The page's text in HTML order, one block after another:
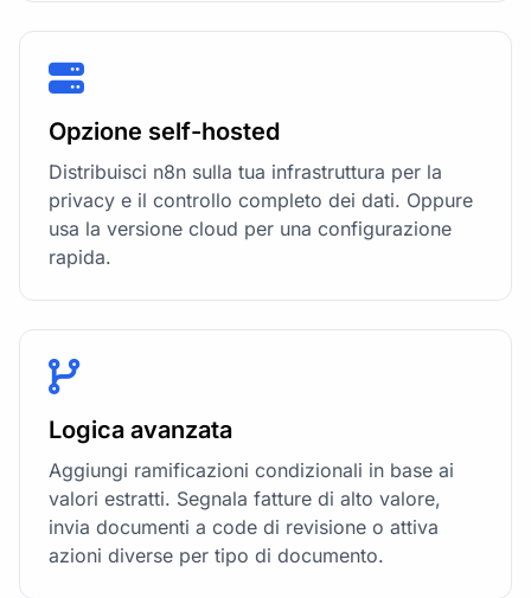
Opzione self-hosted
Distribuisci n8n sulla tua infrastruttura per la
privacy e il controllo completo dei dati. Oppure
usa la versione cloud per una configurazione
rapida.
Logica avanzata
Aggiungi ramificazioni condizionali in base ai
valori estratti. Segnala fatture di alto valore,
invia documenti a code di revisione o attiva
azioni diverse per tipo di documento.